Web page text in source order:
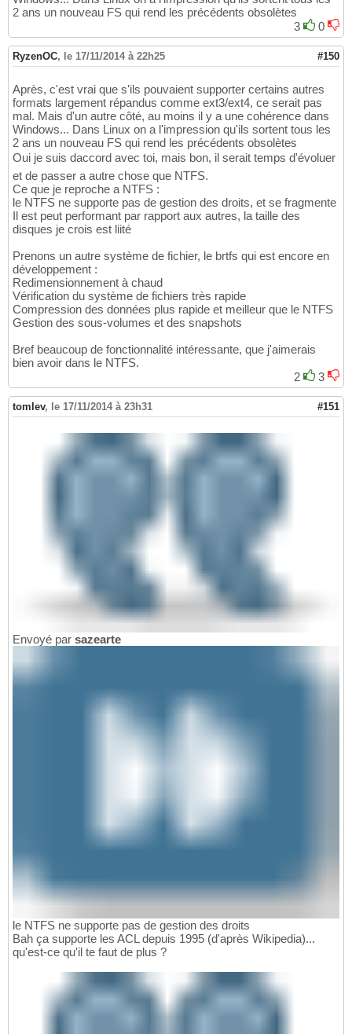
2 ans un nouveau FS qui rend les précédents obsolètes
3
0
RyzenOC, le 17/11/2014 à 22h25 #150
Après, c'est vrai que s'ils pouvaient supporter certains autres
formats largement répandus comme ext3/ext4, ce serait pas
mal. Mais d'un autre côté, au moins il y a une cohérence dans
Windows... Dans Linux on a l'impression qu'ils sortent tous les
2 ans un nouveau FS qui rend les précédents obsolètes
Oui je suis daccord avec toi, mais bon, il serait temps d'évoluer
et de passer a autre chose que NTFS.
Ce que je reproche a NTFS :
le NTFS ne supporte pas de gestion des droits, et se fragmente
Il est peut performant par rapport aux autres, la taille des
disques je crois est liité
Prenons un autre système de fichier, le brtfs qui est encore en
développement :
Redimensionnement à chaud
Vérification du système de fichiers très rapide
Compression des données plus rapide et meilleur que le NTFS
Gestion des sous-volumes et des snapshots
Bref beaucoup de fonctionnalité intéressante, que j'aimerais
bien avoir dans le NTFS.
2
3
tomlev, le 17/11/2014 à 23h31 #151
Envoyé par sazearte
le NTFS ne supporte pas de gestion des droits
Bah ça supporte les ACL depuis 1995 (d'après Wikipedia)...
qu'est-ce qu'il te faut de plus ?